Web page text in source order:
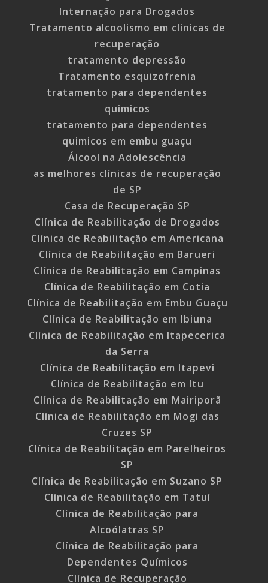
Internação para Drogados
Tratamento alcoolismo em clinicas de
recuperação
tratamento depressão
Tratamento esquizofrenia
tratamento para dependentes
quimicos
tratamento para dependentes
quimicos em embu guaçu
Álcool na Adolescência
as melhores clínicas de recuperação
de SP
Casa de Recuperação SP
Clínica de Reabilitação de Drogados
Clínica de Reabilitação em Americana
Clínica de Reabilitação em Barueri
Clínica de Reabilitação em Campinas
Clínica de Reabilitação em Cotia
Clínica de Reabilitação em Embu Guaçu
Clínica de Reabilitação em Ibiuna
Clínica de Reabilitação em Itapecerica
da Serra
Clínica de Reabilitação em Itapevi
Clínica de Reabilitação em Itu
Clínica de Reabilitação em Mairiporã
Clínica de Reabilitação em Mogi das
Cruzes SP
Clínica de Reabilitação em Parelheiros
SP
Clínica de Reabilitação em Suzano SP
Clínica de Reabilitação em Tatuí
Clínica de Reabilitação para
Alcoólatras SP
Clínica de Reabilitação para
Dependentes Químicos
Clínica de Recuperação